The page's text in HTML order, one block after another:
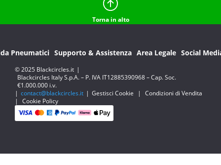
Torna in alto
Pneumatici Supporto & Assistenza Area Legale Social
© 2025 Blackcircles.it |
Blackcircles Italy S.p.A. – P. IVA IT12885390968 – Cap. Soc.
€1.000.000 i.v.
| contact@blackcircles.it | Gestisci Cookie |
Condizioni di Vendita
|
Cookie Policy